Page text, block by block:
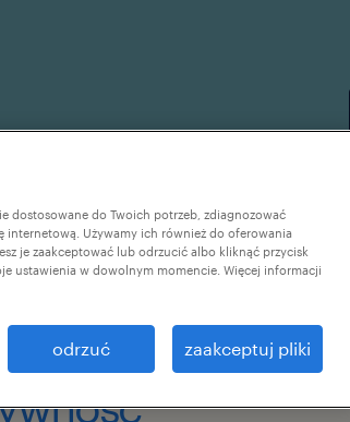
dostosowane do Twoich potrzeb, zdiagnozować
internetową. Używamy ich również do oferowania
je zaakceptować lub odrzucić albo kliknąć przycisk
ustawienia w dowolnym momencie. Więcej informacji
odrzuć zaakceptuj pliki